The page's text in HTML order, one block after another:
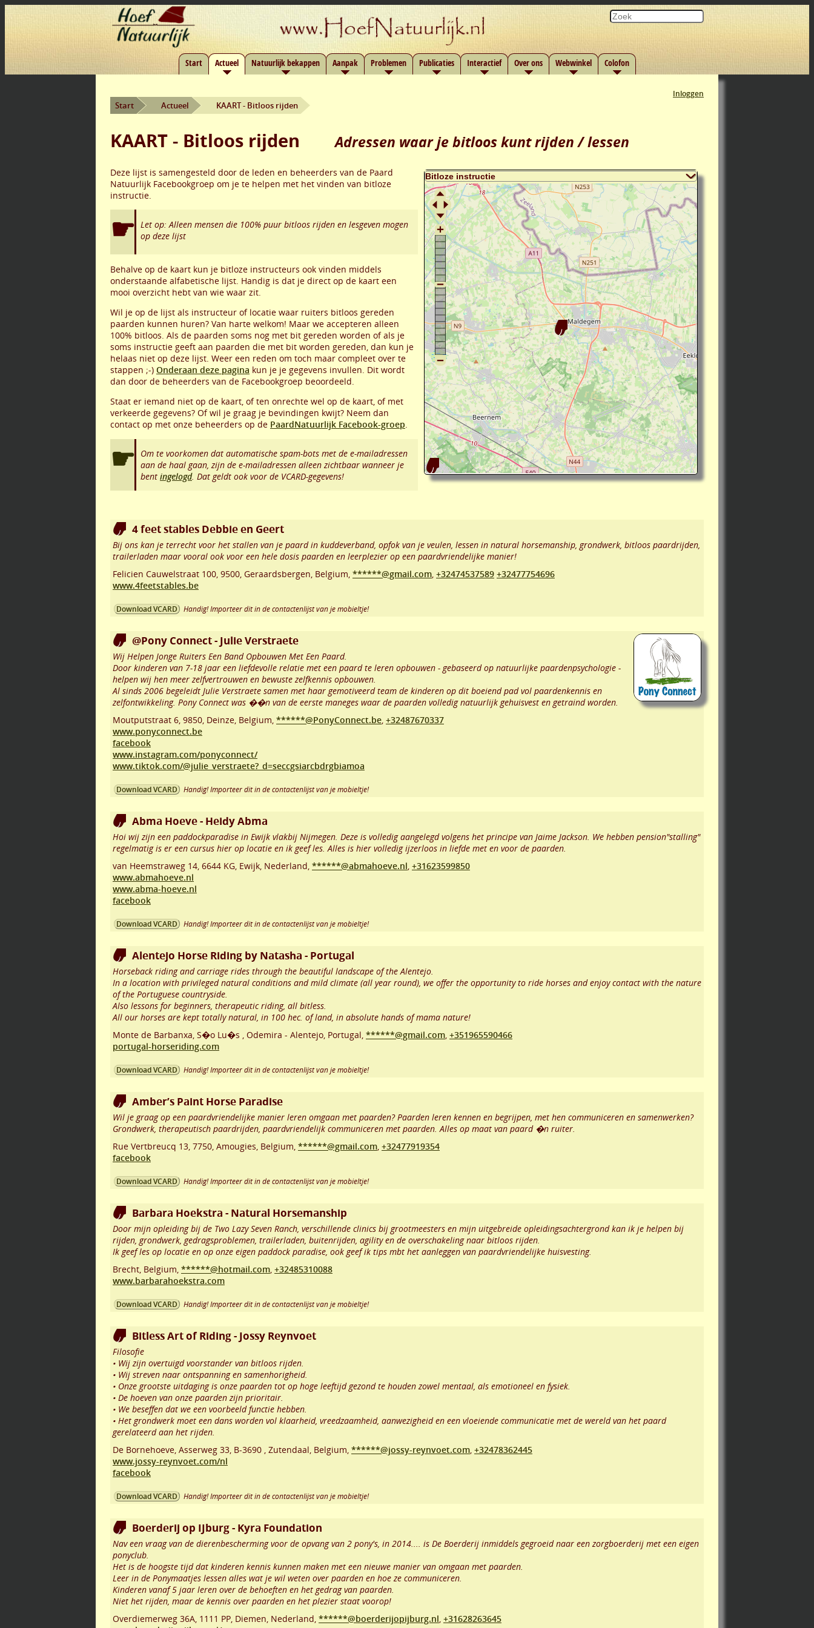
Start Actueel Natuurlijk bekappen Aanpak Problemen Publicaties Interactief Over ons Webwinkel Colofon
Inloggen
Start Actueel KAART - Bitloos rijden
KAART - Bitloos rijden Adressen waar je bitloos kunt rijden / lessen
Deze lijst is samengesteld door de leden en beheerders van de Paard
Natuurlijk Facebookgroep om je te helpen met het vinden van bitloze
instructie.
Let op: Alleen mensen die 100% puur bitloos rijden en lesgeven mogen
op deze lijst
Behalve op de kaart kun je bitloze instructeurs ook vinden middels
onderstaande alfabetische lijst. Handig is dat je direct op de kaart een
mooi overzicht hebt van wie waar zit.
Wil je op de lijst als instructeur of locatie waar ruiters bitloos gereden
paarden kunnen huren? Van harte welkom! Maar we accepteren alleen
100% bitloos. Als de paarden soms nog met bit gereden worden of als je
soms instructie geeft aan paarden die met bit worden gereden, dan kun je
helaas niet op deze lijst. Weer een reden om toch maar compleet over te
stappen ;-) Onderaan deze pagina kun je je gegevens invullen. Dit wordt
dan door de beheerders van de Facebookgroep beoordeeld.
Staat er iemand niet op de kaart, of ten onrechte wel op de kaart, of met
verkeerde gegevens? Of wil je graag je bevindingen kwijt? Neem dan
contact op met onze beheerders op de PaardNatuurlijk Facebook-groep.
Om te voorkomen dat automatische spam-bots met de e-mailadressen
aan de haal gaan, zijn de e-mailadressen alleen zichtbaar wanneer je
bent ingelogd. Dat geldt ook voor de VCARD-gegevens!
4 feet stables Debbie en Geert
Bij ons kan je terrecht voor het stallen van je paard in kuddeverband, opfok van je veulen, lessen in natural horsemanship, grondwerk, bitloos paardrijden,
trailerladen maar vooral ook voor een hele dosis paarden en leerplezier op een paardvriendelijke manier!
Felicien Cauwelstraat 100, 9500, Geraardsbergen, Belgium, ******@gmail.com, +32474537589 +32477754696
www.4feetstables.be
Download VCARD Handig! Importeer dit in de contactenlijst van je mobieltje!
@Pony Connect - Julie Verstraete
Wij Helpen Jonge Ruiters Een Band Opbouwen Met Een Paard.
Door kinderen van 7-18 jaar een liefdevolle relatie met een paard te leren opbouwen - gebaseerd op natuurlijke paardenpsychologie -
helpen wij hen meer zelfvertrouwen en bewuste zelfkennis opbouwen.
Al sinds 2006 begeleidt Julie Verstraete samen met haar gemotiveerd team de kinderen op dit boeiend pad vol paardenkennis en
zelfontwikkeling. Pony Connect was ��n van de eerste maneges waar de paarden volledig natuurlijk gehuisvest en getraind worden.
Moutputstraat 6, 9850, Deinze, Belgium, ******@PonyConnect.be, +32487670337
www.ponyconnect.be
facebook
www.instagram.com/ponyconnect/
www.tiktok.com/@julie_verstraete?_d=seccgsiarcbdrgbiamoa
Download VCARD Handig! Importeer dit in de contactenlijst van je mobieltje!
Abma Hoeve - Heidy Abma
Hoi wij zijn een paddockparadise in Ewijk vlakbij Nijmegen. Deze is volledig aangelegd volgens het principe van Jaime Jackson. We hebben pension"stalling"
regelmatig is er een cursus hier op locatie en ik geef les. Alles is hier volledig ijzerloos in liefde met en voor de paarden.
van Heemstraweg 14, 6644 KG, Ewijk, Nederland, ******@abmahoeve.nl, +31623599850
www.abmahoeve.nl
www.abma-hoeve.nl
facebook
Download VCARD Handig! Importeer dit in de contactenlijst van je mobieltje!
Alentejo Horse Riding by Natasha - Portugal
Horseback riding and carriage rides through the beautiful landscape of the Alentejo.
In a location with privileged natural conditions and mild climate (all year round), we offer the opportunity to ride horses and enjoy contact with the nature
of the Portuguese countryside.
Also lessons for beginners, therapeutic riding, all bitless.
All our horses are kept totally natural, in 100 hec. of land, in absolute hands of mama nature!
Monte de Barbanxa, S�o Lu�s , Odemira - Alentejo, Portugal, ******@gmail.com, +351965590466
portugal-horseriding.com
Download VCARD Handig! Importeer dit in de contactenlijst van je mobieltje!
Amber’s Paint Horse Paradise
Wil je graag op een paardvriendelijke manier leren omgaan met paarden? Paarden leren kennen en begrijpen, met hen communiceren en samenwerken?
Grondwerk, therapeutisch paardrijden, paardvriendelijk communiceren met paarden. Alles op maat van paard �n ruiter.
Rue Vertbreucq 13, 7750, Amougies, Belgium, ******@gmail.com, +32477919354
facebook
Download VCARD Handig! Importeer dit in de contactenlijst van je mobieltje!
Barbara Hoekstra - Natural Horsemanship
Door mijn opleiding bij de Two Lazy Seven Ranch, verschillende clinics bij grootmeesters en mijn uitgebreide opleidingsachtergrond kan ik je helpen bij
rijden, grondwerk, gedragsproblemen, trailerladen, buitenrijden, agility en de overschakeling naar bitloos rijden.
Ik geef les op locatie en op onze eigen paddock paradise, ook geef ik tips mbt het aanleggen van paardvriendelijke huisvesting.
Brecht, Belgium, ******@hotmail.com, +32485310088
www.barbarahoekstra.com
Download VCARD Handig! Importeer dit in de contactenlijst van je mobieltje!
Bitless Art of Riding - Jossy Reynvoet
Filosofie
• Wij zijn overtuigd voorstander van bitloos rijden.
• Wij streven naar ontspanning en samenhorigheid.
• Onze grootste uitdaging is onze paarden tot op hoge leeftijd gezond te houden zowel mentaal, als emotioneel en fysiek.
• De hoeven van onze paarden zijn prioritair.
• We beseffen dat we een voorbeeld functie hebben.
• Het grondwerk moet een dans worden vol klaarheid, vreedzaamheid, aanwezigheid en een vloeiende communicatie met de wereld van het paard
gerelateerd aan het rijden.
De Bornehoeve, Asserweg 33, B-3690 , Zutendaal, Belgium, ******@jossy-reynvoet.com, +32478362445
www.jossy-reynvoet.com/nl
facebook
Download VCARD Handig! Importeer dit in de contactenlijst van je mobieltje!
Boerderij op IJburg - Kyra Foundation
Nav een vraag van de dierenbescherming voor de opvang van 2 pony's, in 2014.... is De Boerderij inmiddels gegroeid naar een zorgboerderij met een eigen
ponyclub.
Het is de hoogste tijd dat kinderen kennis kunnen maken met een nieuwe manier van omgaan met paarden.
Leer in de Ponymaatjes lessen alles wat je wil weten over paarden en hoe ze communiceren.
Kinderen vanaf 5 jaar leren over de behoeften en het gedrag van paarden.
Niet het rijden, maar de kennis over paarden en het plezier staat voorop!
Overdiemerweg 36A, 1111 PP, Diemen, Nederland, ******@boerderijopijburg.nl, +31628263645